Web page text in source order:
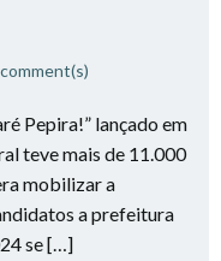
comment(s)
Pepira!” lançado em
teve mais de 11.000
mobilizar a
a prefeitura
se […]